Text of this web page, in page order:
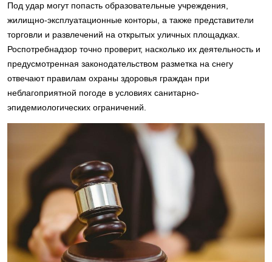
Под удар могут попасть образовательные учреждения,
жилищно-эксплуатационные конторы, а также представители
торговли и развлечений на открытых уличных площадках.
Роспотребнадзор точно проверит, насколько их деятельность и
предусмотренная законодательством разметка на снегу
отвечают правилам охраны здоровья граждан при
неблагоприятной погоде в условиях санитарно-
эпидемиологических ограничений.